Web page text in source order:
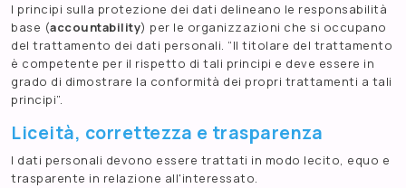
I principi sulla protezione dei dati delineano le responsabilità
base (accountability) per le organizzazioni che si occupano
del trattamento dei dati personali. “Il titolare del trattamento
è competente per il rispetto di tali principi e deve essere in
grado di dimostrare la conformità dei propri trattamenti a tali
principi”.
Liceità, correttezza e trasparenza
I dati personali devono essere trattati in modo lecito, equo e
trasparente in relazione all'interessato.